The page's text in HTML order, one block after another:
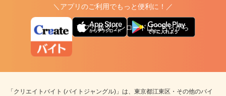
＼アプリのご利用でもっと便利に！／
アプリ版ダウンロードはこちらから
「クリエイトバイト (バイトジャングル)」は、東京都江東区・その他のバイ